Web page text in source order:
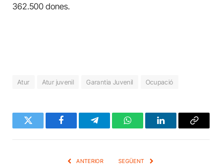
362.500 dones.
Atur Atur juvenil Garantia Juvenil Ocupació
Twitter FacebookTelegramWhatsAppLinkedInCopy
ANTERIOR SEGÜENT